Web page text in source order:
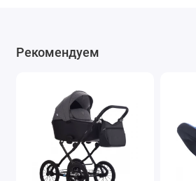
Рекомендуем